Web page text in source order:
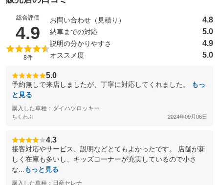
総合評価
4.9 （5点満点中）
8件
お問い合わせ（見積り） 4.8
納車までの対応 5.0
説明の分かりやすさ 4.9
オススメ度 5.0
5.0
予約無しで来店しましたが、丁寧に対応してくれました。
もっ
と見る
購入した車種：ダイハツロッキー
ちくわぶ 2024年09月06日
4.3
接客対応やサービス、説明などとてもよかったです。 店舗が新
しく在庫も多いし、キッズコーナーが充実しているので小さ
な...
もっと見る
購入した車種：日産セレナ